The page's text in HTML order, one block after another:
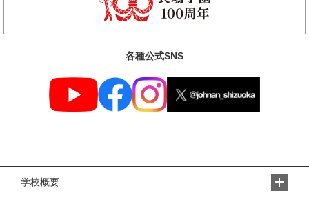
各種公式SNS
学校概要